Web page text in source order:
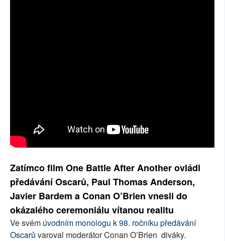
Zatímco film One Battle After Another ovládl
předávání Oscarů, Paul Thomas Anderson,
Javier Bardem a Conan O’Brien vnesli do
okázalého ceremoniálu vítanou realitu
Ve svém úvodním monologu k98. ročníku předávání
Oscarů varoval moderátor Conan O’Brien diváky.